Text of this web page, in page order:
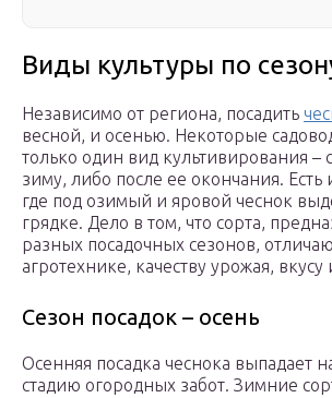
Виды культуры по
Независимо от региона, посадить
весной, и осенью. Некоторые
только один вид культивирования –
зиму, либо после ее окончания. Есть
где под озимый и яровой чеснок
грядке. Дело в том, что сорта,
разных посадочных сезонов,
агротехнике, качеству урожая, вкусу
Сезон посадок – осень
Осенняя посадка чеснока выпадает
стадию огородных забот. Зимние